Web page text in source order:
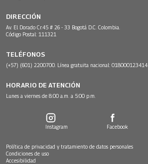
DIRECCIÓN
Av. El Dorado Cr.45 # 26 - 33 Bogotá D.C. Colombia.
Código Postal: 111321
TELÉFONOS
(+57) (601) 2200700. Línea gratuita nacional: 018000123414
HORARIO DE ATENCIÓN
Lunes a viernes de 8:00 a.m. a 5:00 p.m.
Instagram Facebook
Política de privacidad y tratamiento de datos personales
Condiciones de uso
Accesibilidad